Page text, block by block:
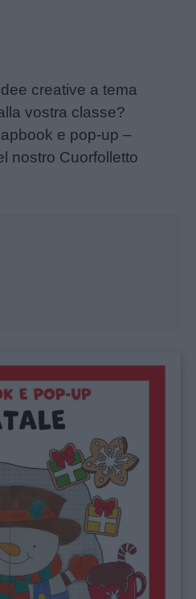
creative a tema
vostra classe?
e pop-up –
nostro Cuorfolletto